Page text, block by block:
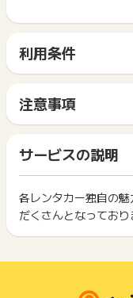
※虚偽、重複、キャ
※お申込み日から半年
い。
※ポイントに関するお
までお問い合わせく
お問い合わせをした
ざいます。
利用条件
サイトに移動してか
間に、同じブラウザ
ト獲得ができません。
「 申込をしてポイン
お買い物利用時で、
ト獲得ができません。
2回以上同じお買い物
ポイントタウンに戻り
下記の事項に該当す
・同一端末や同一世
注意事項
一部のサービスにつ
は切り捨てとなります。
ポイント獲得が1ポイ
ント履歴には記載さ
原則として広告主側の
につきましては、ポイ
まれません。
サービスの説明
各レンタカー独自の
だくさんとなっており